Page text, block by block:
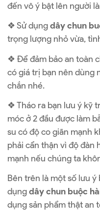
đến vô ý bật lên người
❖ Sử dụngdây chun
trọng lượng nhỏ vừa,
❖ Để đảm bảo an toàn
có giá trị bạn nên dùng
chắn nhé.
❖ Tháo ra bạn lưu ý kỹ
móc ở 2 đầu được làm
su có độ co giãn mạnh
phải cẩn thận vì độ đàn
mạnh nếu chúng ta
Bên trên là một số lưu ý
dụngdây chun buộc
dụng sản phẩm thật an